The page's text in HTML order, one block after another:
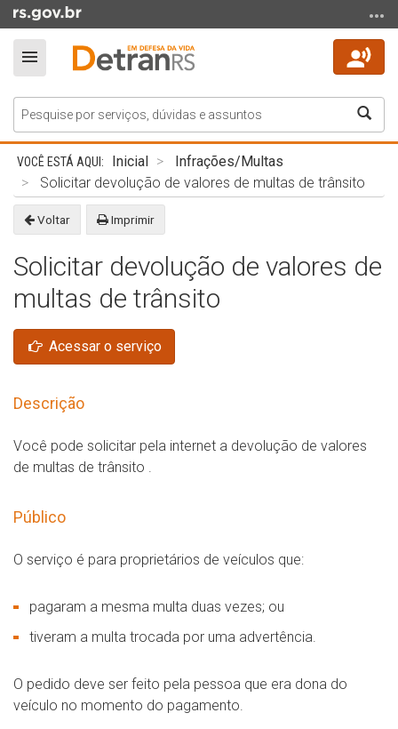
para
conteúdo
para
o
menu
para
Alterna
a
navegação
Início
conteúdo
Inicial
Infrações/Multas
Solicitar devolução de valores de multas de trânsito
Voltar Imprimir
Solicitar devolução de valores de
multas de trânsito
Acessar o serviço
Descrição
Você pode solicitar pela internet a devolução de valores
de multas de trânsito .
Público
O serviço é para proprietários de veículos que:
pagaram a mesma multa duas vezes; ou
tiveram a multa trocada por uma advertência.
O pedido deve ser feito pela pessoa que era dona do
veículo no momento do pagamento.